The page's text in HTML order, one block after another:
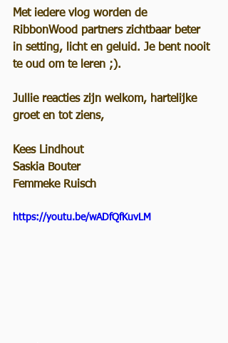
Met iedere vlog worden de
RibbonWood partners zichtbaar beter
in setting, licht en geluid. Je bent nooit
te oud om te leren ;).
Jullie reacties zijn welkom, hartelijke
groet en tot ziens,
Kees Lindhout
Saskia Bouter
Femmeke Ruisch
https://youtu.be/wADfQfKuvLM